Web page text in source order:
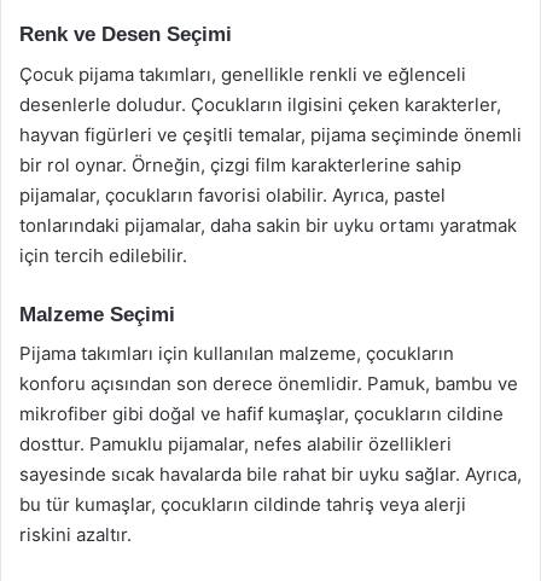
Renk ve Desen Seçimi
Çocuk pijama takımları, genellikle renkli ve eğlenceli
desenlerle doludur. Çocukların ilgisini çeken karakterler,
hayvan figürleri ve çeşitli temalar, pijama seçiminde önemli
bir rol oynar. Örneğin, çizgi film karakterlerine sahip
pijamalar, çocukların favorisi olabilir. Ayrıca, pastel
tonlarındaki pijamalar, daha sakin bir uyku ortamı yaratmak
için tercih edilebilir.
Malzeme Seçimi
Pijama takımları için kullanılan malzeme, çocukların
konforu açısından son derece önemlidir. Pamuk, bambu ve
mikrofiber gibi doğal ve hafif kumaşlar, çocukların cildine
dosttur. Pamuklu pijamalar, nefes alabilir özellikleri
sayesinde sıcak havalarda bile rahat bir uyku sağlar. Ayrıca,
bu tür kumaşlar, çocukların cildinde tahriş veya alerji
riskini azaltır.